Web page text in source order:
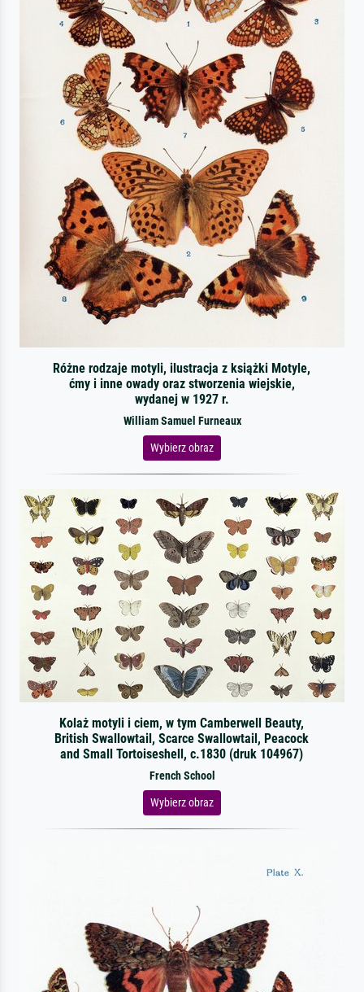
Różne rodzaje motyli, ilustracja z książki Motyle,
ćmy i inne owady oraz stworzenia wiejskie,
wydanej w 1927 r.
William Samuel Furneaux
Wybierz obraz
Kolaż motyli i ciem, w tym Camberwell Beauty,
British Swallowtail, Scarce Swallowtail, Peacock
and Small Tortoiseshell, c.1830 (druk 104967)
French School
Wybierz obraz